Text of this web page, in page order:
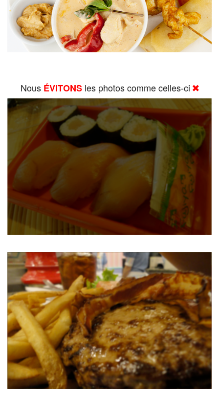
Nous ÉVITONSles photos comme celles-ci